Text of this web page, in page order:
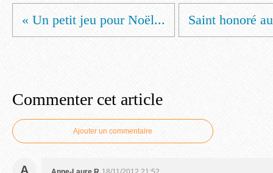
« Un petit jeu pour Noël... Saint honoré
Commenter cet article
Ajouter un commentaire
A